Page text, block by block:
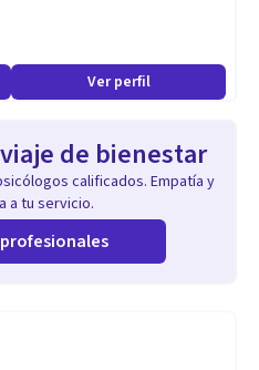
Ver perfil
de bienestar
calificados. Empatía y
a tu servicio.